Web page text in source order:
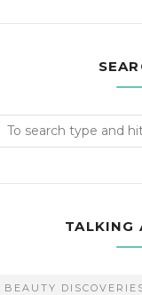
TALKING
BEAUTY